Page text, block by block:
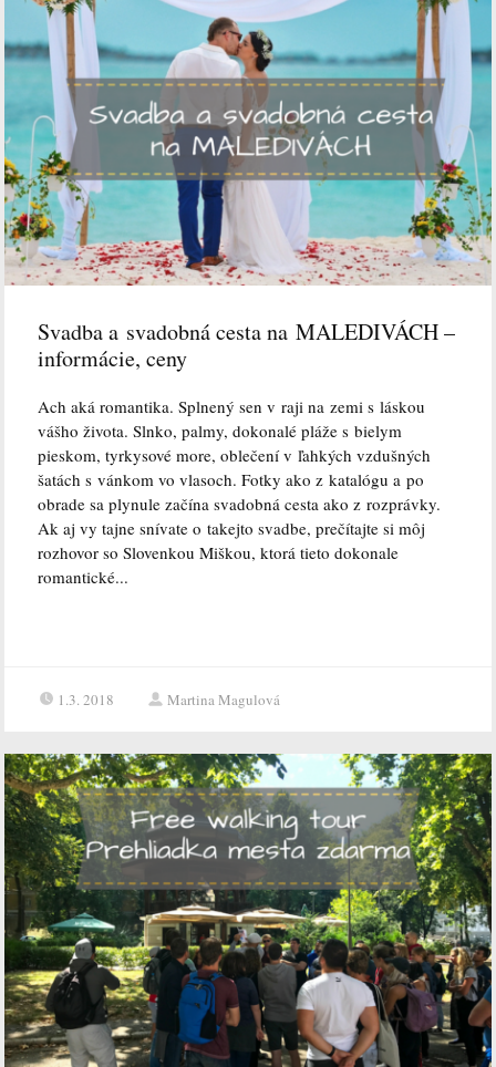
Svadba a svadobná cesta na MALEDIVÁCH –
informácie, ceny
Ach aká romantika. Splnený sen v raji na zemi s láskou
vášho života. Slnko, palmy, dokonalé pláže s bielym
pieskom, tyrkysové more, oblečení v ľahkých vzdušných
šatách s vánkom vo vlasoch. Fotky ako z katalógu a po
obrade sa plynule začína svadobná cesta ako z rozprávky.
Ak aj vy tajne snívate o takejto svadbe, prečítajte si môj
rozhovor so Slovenkou Miškou, ktorá tieto dokonale
romantické...
1.3. 2018 Martina Magulová